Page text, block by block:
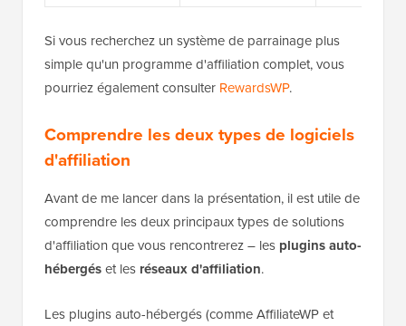
Si vous recherchez un système de parrainage plus
simple qu'un programme d'affiliation complet, vous
pourriez également consulter RewardsWP.
Comprendre les deux types de logiciels
d'affiliation
Avant de me lancer dans la présentation, il est utile de
comprendre les deux principaux types de solutions
d'affiliation que vous rencontrerez – les plugins auto-
hébergéset les réseaux d'affiliation.
Les plugins auto-hébergés (comme AffiliateWP et